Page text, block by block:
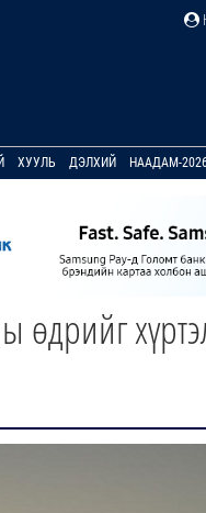
ХУУЛЬ ДЭЛХИЙ НААДАМ-
өдрийг